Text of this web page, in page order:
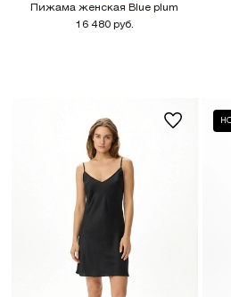
Пижама женская Blue plum
16 480 руб.